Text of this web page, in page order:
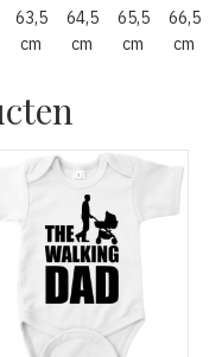
63,5
cm
64,5
cm
65,5
cm
66,5
cm